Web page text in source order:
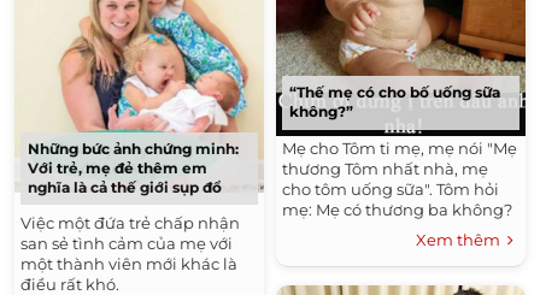
Những bức ảnh chứng minh:
Với trẻ, mẹ đẻ thêm em
nghĩa là cả thế giới sụp đổ
Việc một đứa trẻ chấp nhận
san sẻ tình cảm của mẹ với
một thành viên mới khác là
điều rất khó.
“Thế mẹ có cho bố uống sữa
không?”
Mẹ cho Tôm ti mẹ, mẹ nói "Mẹ
thương Tôm nhất nhà, mẹ
cho tôm uống sữa". Tôm hỏi
mẹ: Mẹ có thương ba không?
Xem thêm